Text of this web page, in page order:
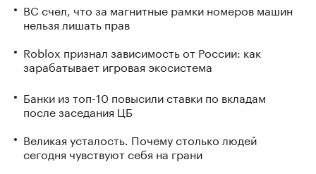
ВС счел, что за магнитные рамки номеров машин
нельзя лишать прав
Roblox признал зависимость от России: как
зарабатывает игровая экосистема
Банки из топ-10 повысили ставки по вкладам
после заседания ЦБ
Великая усталость. Почему столько людей
сегодня чувствуют себя на грани